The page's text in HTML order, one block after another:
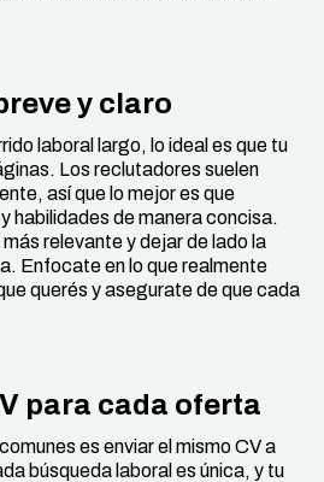
y claro
laboral largo, lo ideal es que tu
Los reclutadores suelen
así que lo mejor es que
habilidades de manera concisa.
relevante y dejar de lado la
Enfocate en lo que realmente
querés y asegurate de que cada
para cada oferta
es enviar el mismo CV a
búsqueda laboral es única, y tu